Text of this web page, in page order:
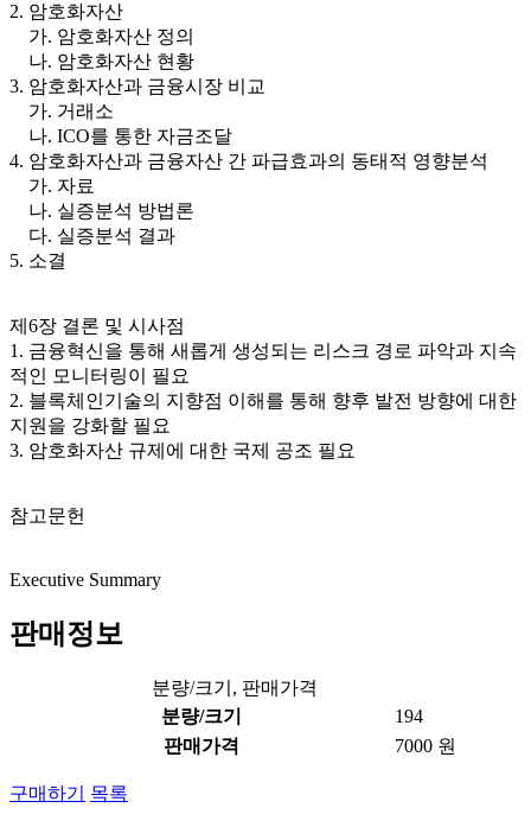
2. 암호화자산
가. 암호화자산 정의
나. 암호화자산 현황
3. 암호화자산과 금융시장 비교
가. 거래소
나. ICO를 통한 자금조달
4. 암호화자산과 금융자산 간 파급효과의 동태적 영향분석
가. 자료
나. 실증분석 방법론
다. 실증분석 결과
5. 소결
제6장 결론 및 시사점
1. 금융혁신을 통해 새롭게 생성되는 리스크 경로 파악과 지속
적인 모니터링이 필요
2. 블록체인기술의 지향점 이해를 통해 향후 발전 방향에 대한
지원을 강화할 필요
3. 암호화자산 규제에 대한 국제 공조 필요
참고문헌
Executive Summary
판매정보
분량/크기, 판매가격
분량/크기
194
판매가격
7000 원
구매하기 목록